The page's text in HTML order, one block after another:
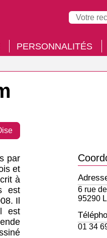
PERSONNALITÉS
par
et
à
est
Il
est
6 rue
95290
01 34